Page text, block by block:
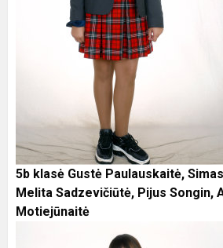
5b klasė Gustė Paulauskaitė,
Melita Sadzevičiūtė, Pijus Songin,
Motiejūnaitė